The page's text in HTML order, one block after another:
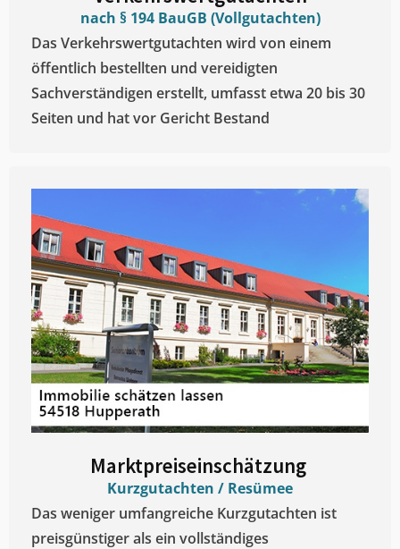
nach § 194 BauGB (Vollgutachten)
Das Verkehrswertgutachten wird von einem
öffentlich bestellten und vereidigten
Sachverständigen erstellt, umfasst etwa 20 bis 30
Seiten und hat vor Gericht Bestand
Marktpreiseinschätzung ​
Kurzgutachten / Resümee
Das weniger umfangreiche Kurzgutachten ist
preisgünstiger als ein vollständiges